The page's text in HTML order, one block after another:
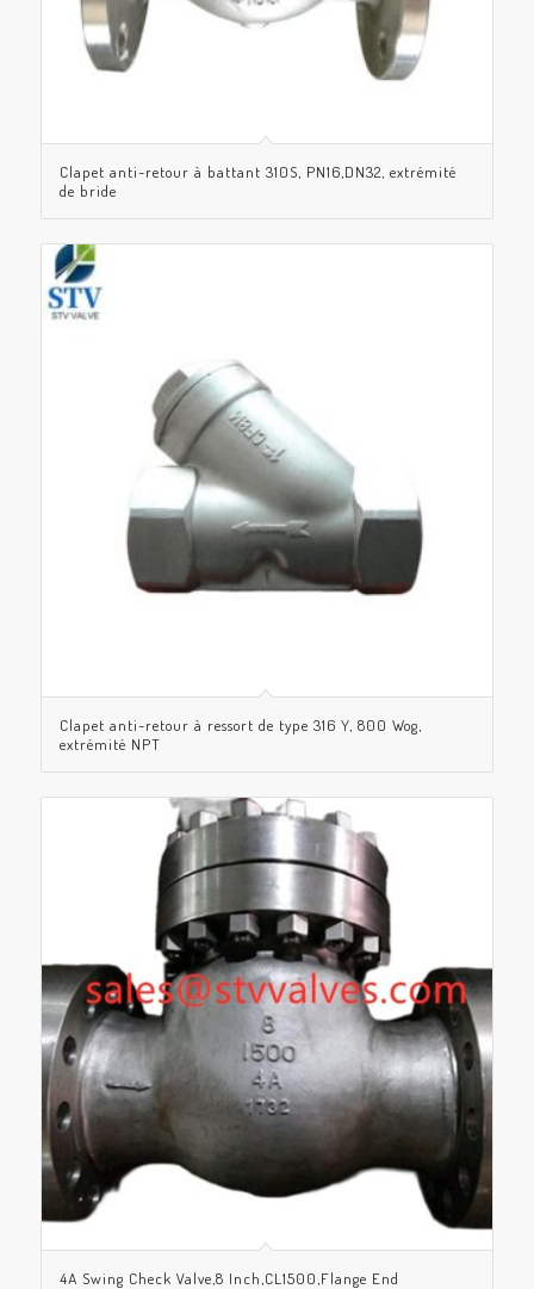
Clapet anti-retour à battant 310S, PN16,DN32, extrémité
de bride
Clapet anti-retour à ressort de type 316 Y, 800 Wog,
extrémité NPT
4A Swing Check Valve,8 Inch,CL1500,Flange End